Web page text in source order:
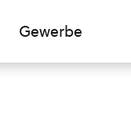
Gewerbe